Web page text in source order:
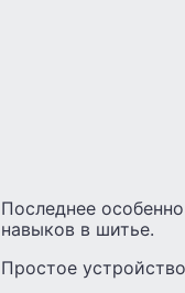
Последнее
навыков в шитье.
Простое